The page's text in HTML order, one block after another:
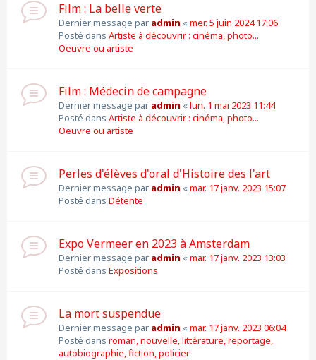
Film : La belle verte
Dernier message par admin «mer. 5 juin 2024 17:06
Posté dans Artiste à découvrir : cinéma, photo...
Oeuvre ou artiste
Film : Médecin de campagne
Dernier message par admin «lun. 1 mai 2023 11:44
Posté dans Artiste à découvrir : cinéma, photo...
Oeuvre ou artiste
Perles d'élèves d'oral d'Histoire des l'art
Dernier message par admin «mar. 17 janv. 2023 15:07
Posté dans Détente
Expo Vermeer en 2023 à Amsterdam
Dernier message par admin «mar. 17 janv. 2023 13:03
Posté dans Expositions
La mort suspendue
Dernier message par admin «mar. 17 janv. 2023 06:04
Posté dans roman, nouvelle, littérature, reportage,
autobiographie, fiction, policier